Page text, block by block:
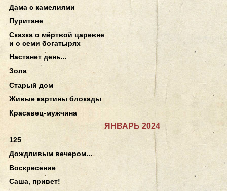
Дама с камелиями
Пуритане
Сказка о мёртвой царевне
и о семи богатырях
Настанет день...
Зола
Старый дом
Живые картины блокады
Красавец-мужчина
ЯНВАРЬ 2024
125
Дождливым вечером...
Воскресение
Саша, привет!